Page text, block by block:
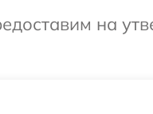
на